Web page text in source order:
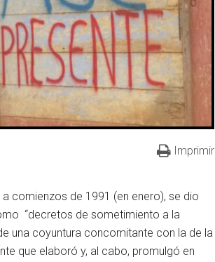
Imprimir
comienzos de 1991 (en enero), se dio
“decretos de sometimiento a la
una coyuntura concomitante con la de la
que elaboró y, al cabo, promulgó en